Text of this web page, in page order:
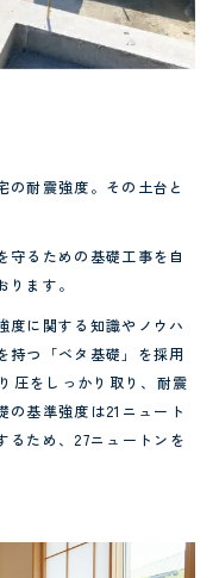
耐震強度。 その土台と
守るための基礎工事を自
ます。
度に関する知識やノウハ
持つ「ベタ基礎」を採用
圧をしっかり取り、耐震
の基準強度は21ニュート
るため、27ニュートンを